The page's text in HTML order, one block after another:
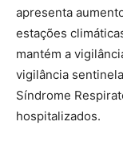
apresenta
estações
mantém a
vigilância
Síndrome
hospitalizados.